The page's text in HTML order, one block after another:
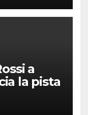
a
la pista